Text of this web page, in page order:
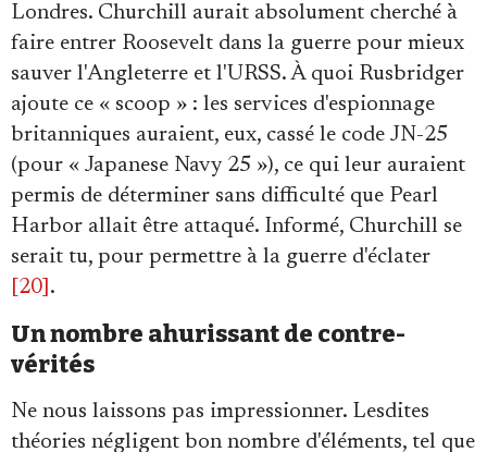
Londres. Churchill aurait absolument cherché à
faire entrer Roosevelt dans la guerre pour mieux
sauver l'Angleterre et l'URSS. À quoi Rusbridger
ajoute ce « scoop » : les services d'espionnage
britanniques auraient, eux, cassé le code JN-25
(pour « Japanese Navy 25 »), ce qui leur auraient
permis de déterminer sans difficulté que Pearl
Harbor allait être attaqué. Informé, Churchill se
serait tu, pour permettre à la guerre d'éclater
[20] .
Un nombre ahurissant de contre-
vérités
Ne nous laissons pas impressionner. Lesdites
théories négligent bon nombre d'éléments, tel que